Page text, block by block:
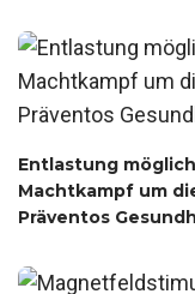
Entlastung
Machtkampf um
Präventos